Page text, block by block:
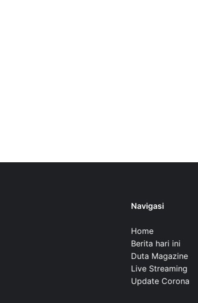
Navigasi
Home
Berita hari ini
Duta Magazine
Live Streaming
Update Corona